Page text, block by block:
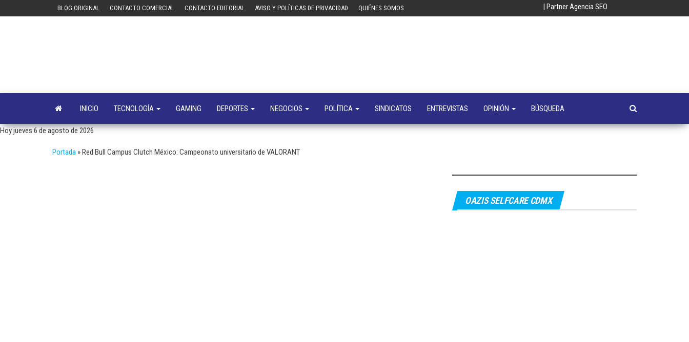
BLOG ORIGINAL CONTACTO COMERCIAL CONTACTO EDITORIAL AVISO Y POLÍTICAS DE PRIVACIDAD QUIÉNES SOMOS | Partner Agencia SEO
negocios
INICIO TECNOLOGÍA GAMING DEPORTES NEGOCIOS POLÍTICA SINDICATOS ENTREVISTAS OPINIÓN BÚSQUEDA
Hoy jueves 6 de agosto de 2026
Portada »Red Bull Campus Clutch México: Campeonato universitario de VALORANT
OAZIS SELFCARE CDMX